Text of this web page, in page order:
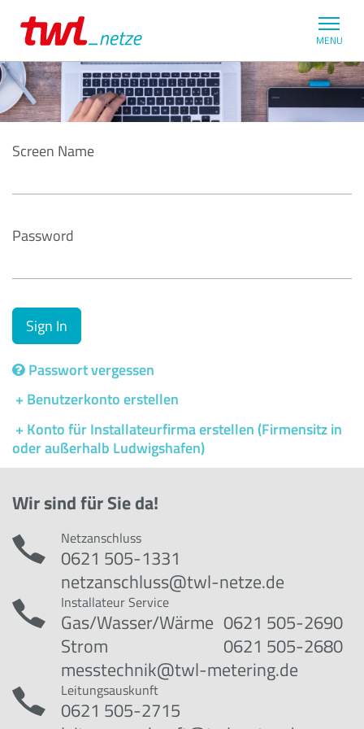
Login
MENU
Screen Name
Password
Sign In
Passwort vergessen
+ Benutzerkonto erstellen
+ Konto für Installateurfirma erstellen(Firmensitz in
oder außerhalb Ludwigshafen)
Wir sind für Sie da!
Netzanschluss
0621 505-1331
netzanschluss@twl-netze.de
Installateur Service
Gas/Wasser/Wärme 0621 505-2690
Strom
0621 505-2680
messtechnik@twl-metering.de
Leitungsauskunft
0621 505-2715